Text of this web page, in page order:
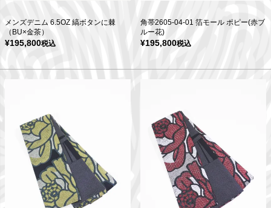
メンズデニム 6.5OZ 縞ボタンに棘
（BU×金茶）
¥195,800税込
角帯2605-04-01 箔モール ポピー(赤ブ
ルー花)
¥195,800税込